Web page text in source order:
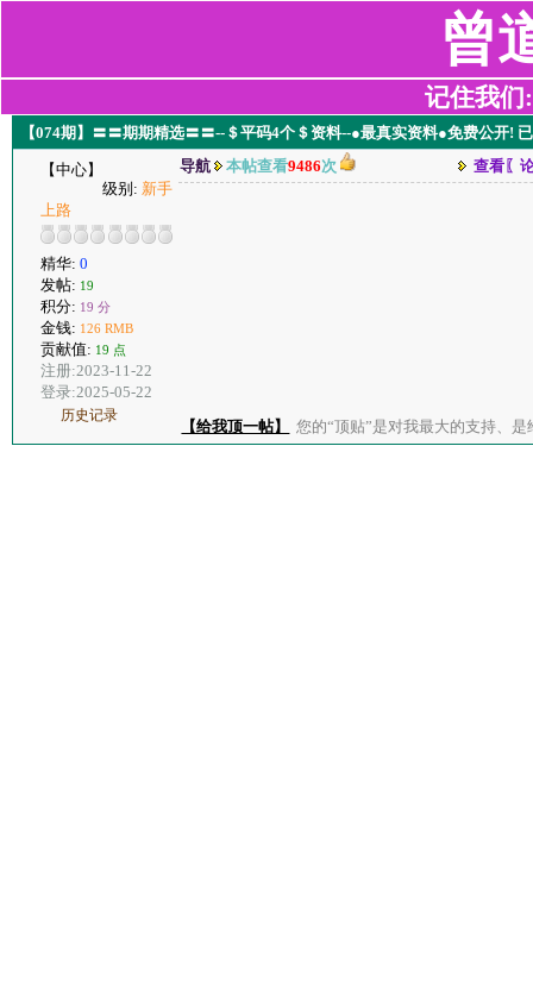
曾
记住我们
【074期】〓〓期期精选〓〓--＄平码4个＄资料--●最真实资料●免费公开!
【中心】
级别: 新手
上路
精华: 0
发帖: 19
积分: 19 分
金钱: 126 RMB
贡献值: 19 点
注册:2023-11-22
登录:2025-05-22
历史记录
导航 本帖查看9486次 查看〖
【给我顶一帖】 您的“顶贴”是对我最大的支持、